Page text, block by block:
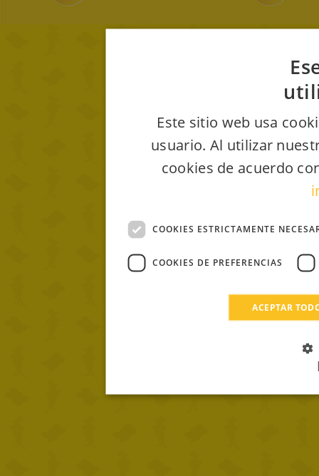
Este sitio web usa
usuario. Al utilizar
cookies de acuerdo
COOKIES ESTRICTAMENTE
COOKIES DE PREFERENCIAS
ACEPTAR